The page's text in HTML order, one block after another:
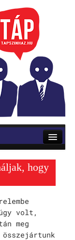
hogy
volt,
meg